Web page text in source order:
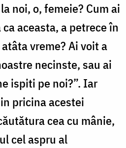
noi, o, femeie? Cum ai
aceasta, a petrece în
vreme? Ai voit a
necinste, sau ai
ispiti pe noi?”. Iar
pricina acestei
cea cu mânie,
cel aspru al